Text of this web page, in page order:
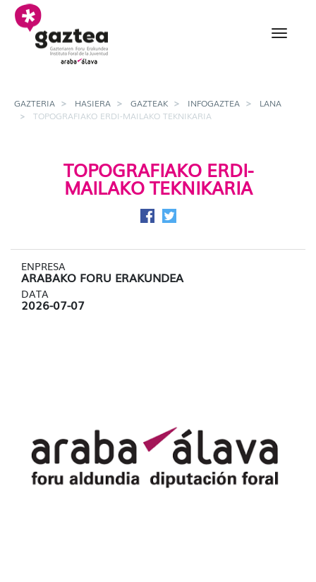
Eduki nagusira joan
Topografiako erdi-
GAZTERIA HASIERA GAZTEAK INFOGAZTEA
LANA
TOPOGRAFIAKO ERDI-MAILAKO TEKNIKARIA
TOPOGRAFIAKO ERDI-
MAILAKO TEKNIKARIA
Facebook-en partekatu
Twitter-en partekatu
ENPRESA
ARABAKO FORU ERAKUNDEA
DATA
2026-07-07